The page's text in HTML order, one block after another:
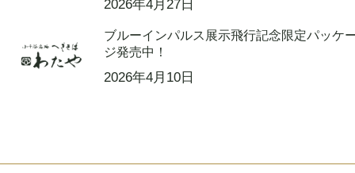
2026年4月27日
ブルーインパルス展示飛行記念限定パッケ
ジ発売中！
2026年4月10日